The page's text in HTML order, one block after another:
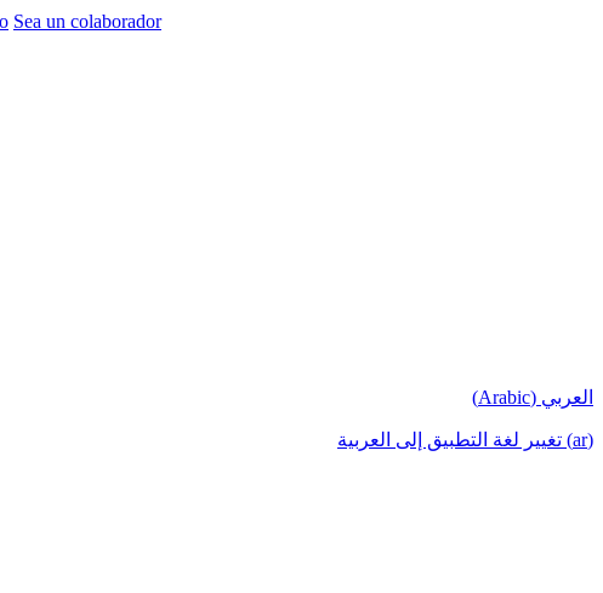
Sea un colaborador
العربي (Arabic)
(ar) تغيير لغة التطبيق إلى العربية